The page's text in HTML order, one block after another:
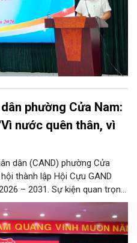
phường Cửa Nam:
nước quên thân, vì
dân (CAND) phường Cửa
thành lập Hội Cựu GAND
– 2031. Sự kiện quan trọng
mở ra chặng đường mới
huy tối đa kinh nghiệm, trí tuệ
tác giữ gìn an ninh trật tự,